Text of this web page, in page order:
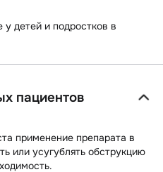
детей и подростков в
пациентов
применение препарата в
или усугублять обструкцию